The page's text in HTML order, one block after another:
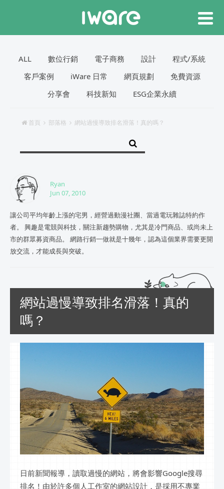
ALL 數位行銷 電子商務 設計
程式/系統
客戶案例
iWare 日常 網頁規劃
免費資源
分享會
科技新知 ESG企業永續
首頁 部落格 網站過慢導致排名滑落！真的嗎？
Ryan
Jun 07, 2010
讓公司平均年齡上漲的宅男，經營過動漫社團、當過電玩雜誌特約作
者。 興趣是電競與科技，關注新趨勢購物，尤其是冷門商品、或尚未上
市的群眾募資商品。 網路行銷一做就是十幾年，認為這個業界需要更開
放交流，才能成長與突破。
網站過慢導致排名滑落！真的
嗎？
日前新聞報導，讀取過慢的網站，將會影響Google搜尋
排名！由於許多個人工作室的網站設計，是採用不專業